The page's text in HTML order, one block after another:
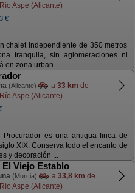
Aspe (Alicante)
€
chalet independiente de 350 metros
tranquila, sin aglomeraciones ni
en zona urban ...
(Alicante) a 33 km de
Aspe (Alicante)
Procurador es una antigua finca de
XIX. Conserva todo el encanto de
y decoración ...
Viejo Establo
(Murcia) a 33,8 km de
Aspe (Alicante)